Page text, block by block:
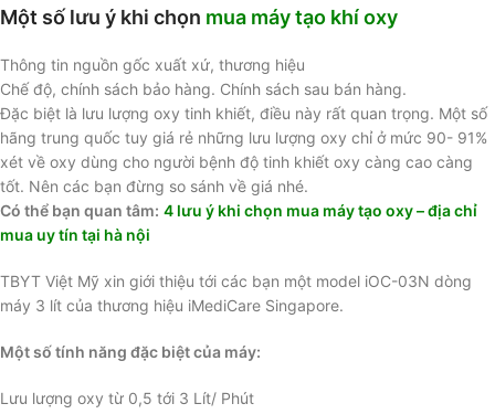
Một số lưu ý khi chọn mua máy tạo khí oxy
Thông tin nguồn gốc xuất xứ, thương hiệu
Chế độ, chính sách bảo hàng. Chính sách sau bán hàng.
Đặc biệt là lưu lượng oxy tinh khiết, điều này rất quan trọng. Một số
hãng trung quốc tuy giá rẻ những lưu lượng oxy chỉ ở mức 90- 91%
xét về oxy dùng cho người bệnh độ tinh khiết oxy càng cao càng
tốt. Nên các bạn đừng so sánh về giá nhé.
Có thể bạn quan tâm: 4 lưu ý khi chọn mua máy tạo oxy – địa chỉ
mua uy tín tại hà nội
TBYT Việt Mỹ xin giới thiệu tới các bạn một model iOC-03N dòng
máy 3 lít của thương hiệu iMediCare Singapore.
Một số tính năng đặc biệt của máy:
Lưu lượng oxy từ 0,5 tới 3 Lít/ Phút